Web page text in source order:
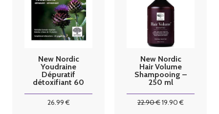
New Nordic
Youdraine
Dépuratif
détoxifiant 60
26.99€
New Nordic
Hair Volume
Shampooing –
250 ml
22.90€19.90 €